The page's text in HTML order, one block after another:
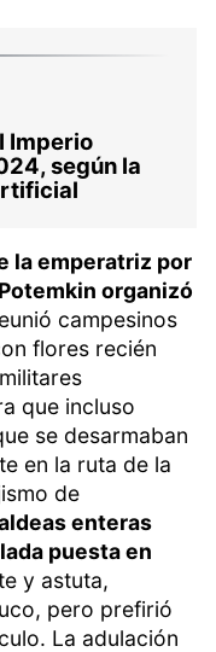
Imperio
según la
la emperatriz por
organizó
campesinos
flores recién
que incluso
se desarmaban
en la ruta de la
de
enteras
puesta en
y astuta,
pero prefirió
La adulación